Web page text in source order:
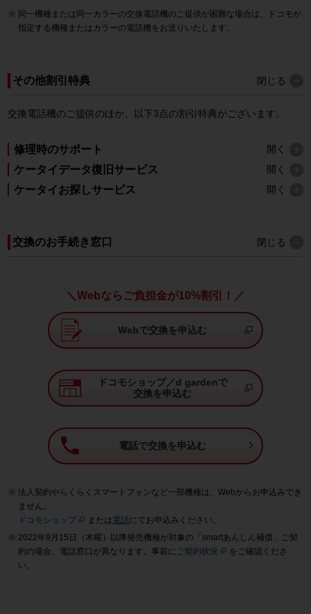
同一機種または同一カラーの交換電話機のご提供が困難な場合は、ドコモが
指定する機種またはカラーの電話機をお送りいたします。
その他割引特典 閉じる
交換電話機のご提供のほか、以下3点の割引特典がございます。
修理時のサポート 開く
ケータイデータ復旧サービス 開く
ケータイお探しサービス 開く
交換のお手続き窓口 閉じる
＼Webならご負担金が10%割引！／
Webで交換を申込む
ドコモショップ／d gardenで
交換を申込む
電話で交換を申込む 
法人契約やらくらくスマートフォンなど一部機種は、Webからお申込みでき
ません。
ドコモショップ
または 電話にてお申込みください。
2022年9月15日（木曜）以降発売機種が対象の「smartあんしん補償」ご契
約の場合、電話窓口が異なります。事前に ご契約状況
をご確認くださ
い。